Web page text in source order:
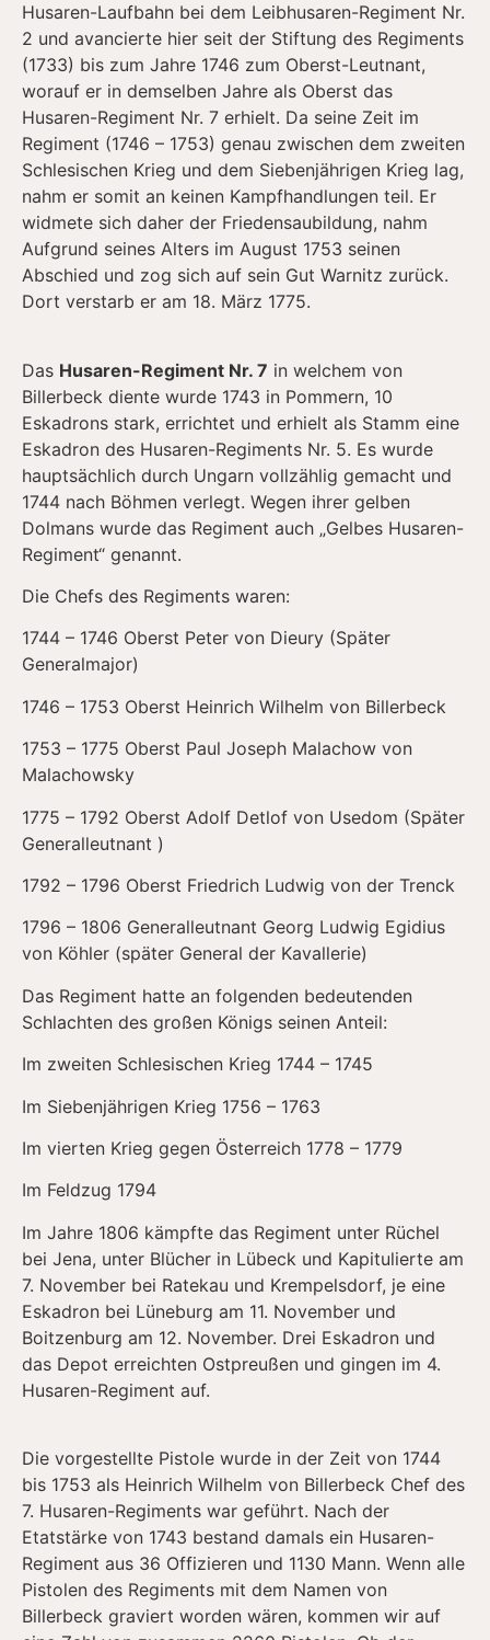
Husaren-Laufbahn bei dem Leibhusaren-Regiment Nr.
2 und avancierte hier seit der Stiftung des Regiments
(1733) bis zum Jahre 1746 zum Oberst-Leutnant,
worauf er in demselben Jahre als Oberst das
Husaren-Regiment Nr. 7 erhielt. Da seine Zeit im
Regiment (1746 – 1753) genau zwischen dem zweiten
Schlesischen Krieg und dem Siebenjährigen Krieg lag,
nahm er somit an keinen Kampfhandlungen teil. Er
widmete sich daher der Friedensaubildung, nahm
Aufgrund seines Alters im August 1753 seinen
Abschied und zog sich auf sein Gut Warnitz zurück.
Dort verstarb er am 18. März 1775.
Das Husaren-Regiment Nr. 7 in welchem von
Billerbeck diente wurde 1743 in Pommern, 10
Eskadrons stark, errichtet und erhielt als Stamm eine
Eskadron des Husaren-Regiments Nr. 5. Es wurde
hauptsächlich durch Ungarn vollzählig gemacht und
1744 nach Böhmen verlegt. Wegen ihrer gelben
Dolmans wurde das Regiment auch „Gelbes Husaren-
Regiment“ genannt.
Die Chefs des Regiments waren:
1744 – 1746 Oberst Peter von Dieury (Später
Generalmajor)
1746 – 1753 Oberst Heinrich Wilhelm von Billerbeck
1753 – 1775 Oberst Paul Joseph Malachow von
Malachowsky
1775 – 1792 Oberst Adolf Detlof von Usedom (Später
Generalleutnant )
1792 – 1796 Oberst Friedrich Ludwig von der Trenck
1796 – 1806 Generalleutnant Georg Ludwig Egidius
von Köhler (später General der Kavallerie)
Das Regiment hatte an folgenden bedeutenden
Schlachten des großen Königs seinen Anteil:
Im zweiten Schlesischen Krieg 1744 – 1745
Im Siebenjährigen Krieg 1756 – 1763
Im vierten Krieg gegen Österreich 1778 – 1779
Im Feldzug 1794
Im Jahre 1806 kämpfte das Regiment unter Rüchel
bei Jena, unter Blücher in Lübeck und Kapitulierte am
7. November bei Ratekau und Krempelsdorf, je eine
Eskadron bei Lüneburg am 11. November und
Boitzenburg am 12. November. Drei Eskadron und
das Depot erreichten Ostpreußen und gingen im 4.
Husaren-Regiment auf.
Die vorgestellte Pistole wurde in der Zeit von 1744
bis 1753 als Heinrich Wilhelm von Billerbeck Chef des
7. Husaren-Regiments war geführt. Nach der
Etatstärke von 1743 bestand damals ein Husaren-
Regiment aus 36 Offizieren und 1130 Mann. Wenn alle
Pistolen des Regiments mit dem Namen von
Billerbeck graviert worden wären, kommen wir auf